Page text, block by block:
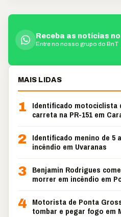
Receba as notícias
Entre no nosso grupo do BnT
MAIS LIDAS
1
Identificado motociclista
carreta na PR-151 em
2
Identificado menino de 5
incêndio em Uvaranas
3 Benjamin Rodrigues
morrer em incêndio em
4 Motorista de Ponta
tombar e pegar fogo em